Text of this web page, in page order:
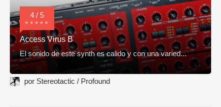
4 / 5
Access Virus B
El sonido de este synth es calido y con una varied...
por Stereotactic / Profound